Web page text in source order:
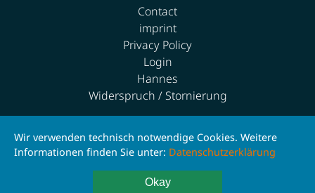
Contact
imprint
Privacy Policy
Login
Hannes
Widerspruch / Stornierung
© 2026 Peterich & Martiny GbR
Wir verwenden technisch notwendige Cookies. Weitere
Informationen finden Sie unter: Datenschutzerklärung
Okay